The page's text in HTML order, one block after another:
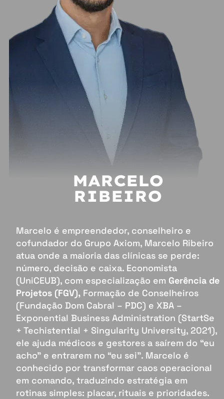
MARCELO
RIBEIRO
Marcelo é empreendedor, conselheiro e
cofundador do Grupo Axiom, Marcelo Ribeiro
atua onde a maioria das clínicas se perde:
número, decisão e caixa. Economista
(UniCEUB), com especialização em Gerência de
Projetos (FGV), Formação de Conselheiros
(Fundação Dom Cabral – PDC) e XBA –
Exponential Business Administration (StartSe
+ Techistential + Singularity University, 2021),
ele ajuda médicos e gestores a saírem do “eu
acho” e entrarem no “eu sei”. Marcelo é
conhecido por transformar caos operacional
em comando, traduzindo estratégia em
rotinas simples: placar, rituais e prioridades.